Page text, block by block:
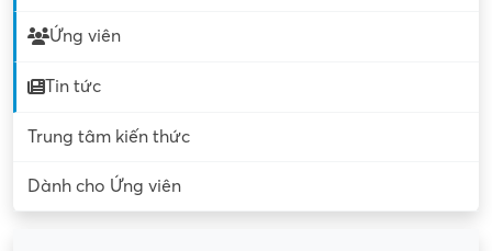
Ứng viên
Tin tức
Trung tâm kiến thức
Dành cho Ứng viên